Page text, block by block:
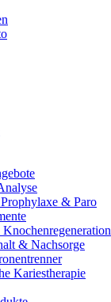
& Paro
& Nachsorge
Kariestherapie